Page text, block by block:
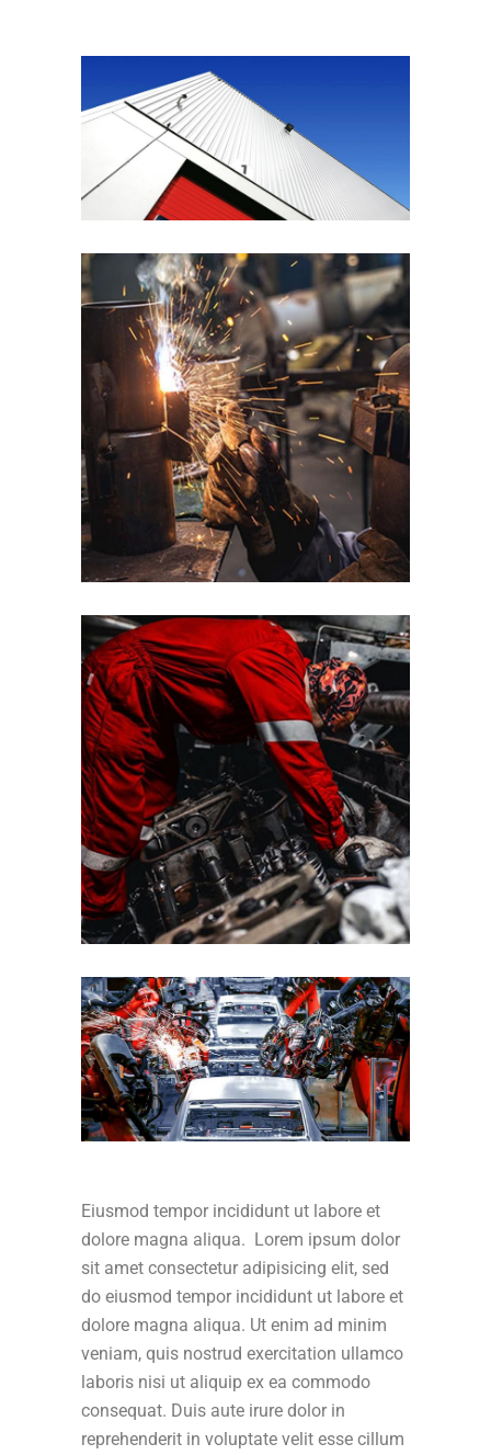
Eiusmod tempor incididunt ut labore et
dolore magna aliqua. Lorem ipsum dolor
sit amet consectetur adipisicing elit, sed
do eiusmod tempor incididunt ut labore et
dolore magna aliqua. Ut enim ad minim
veniam, quis nostrud exercitation ullamco
laboris nisi ut aliquip ex ea commodo
consequat. Duis aute irure dolor in
reprehenderit in voluptate velit esse cillum